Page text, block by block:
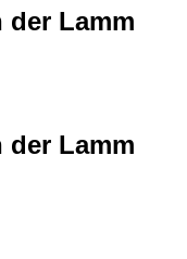
Lamm
Lamm